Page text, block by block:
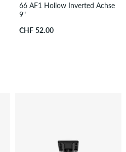
66 AF1 Hollow Inverted Achse
9"
CHF 52.00